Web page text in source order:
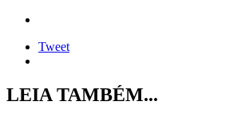
Tweet
LEIA TAMBÉM...